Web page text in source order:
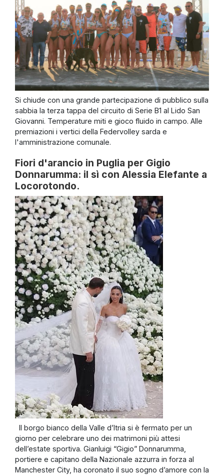
Si chiude con una grande partecipazione di pubblico sulla
sabbia la terza tappa del circuito di Serie B1 al Lido San
Giovanni. Temperature miti e gioco fluido in campo. Alle
premiazioni i vertici della Federvolley sarda e
l'amministrazione comunale.
Fiori d'arancio in Puglia per Gigio
Donnarumma: il sì con Alessia Elefante a
Locorotondo.
Il borgo bianco della Valle d’Itria si è fermato per un
giorno per celebrare uno dei matrimoni più attesi
dell’estate sportiva. Gianluigi “Gigio” Donnarumma,
portiere e capitano della Nazionale azzurra in forza al
Manchester City, ha coronato il suo sogno d’amore con la